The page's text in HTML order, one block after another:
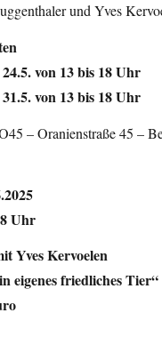
und Yves
von 13 bis 18 Uhr
von 13 bis 18 Uhr
– Oranienstraße 45 –
Uhr
Yves Kervoelen
eigenes friedliches